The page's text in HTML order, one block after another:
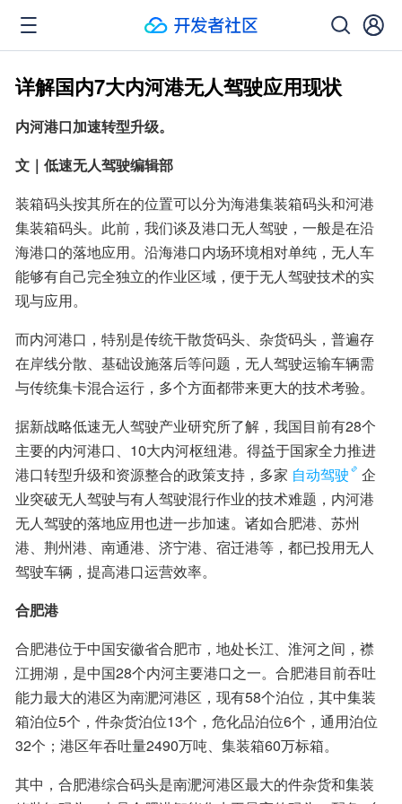
详解国内7大内河港无人驾驶应用现状
内河港口加速转型升级。
文｜低速无人驾驶编辑部
装箱码头按其所在的位置可以分为海港集装箱码头和河港
集装箱码头。此前，我们谈及港口无人驾驶，一般是在沿
海港口的落地应用。沿海港口内场环境相对单纯，无人车
能够有自己完全独立的作业区域，便于无人驾驶技术的实
现与应用。
而内河港口，特别是传统干散货码头、杂货码头，普遍存
在岸线分散、基础设施落后等问题，无人驾驶运输车辆需
与传统集卡混合运行，多个方面都带来更大的技术考验。
据新战略低速无人驾驶产业研究所了解，我国目前有28个
主要的内河港口、10大内河枢纽港。得益于国家全力推进
港口转型升级和资源整合的政策支持，多家 自动驾驶
企
业突破无人驾驶与有人驾驶混行作业的技术难题，内河港
无人驾驶的落地应用也进一步加速。诸如合肥港、苏州
港、荆州港、南通港、济宁港、宿迁港等，都已投用无人
驾驶车辆，提高港口运营效率。
合肥港
合肥港位于中国安徽省合肥市，地处长江、淮河之间，襟
江拥湖，是中国28个内河主要港口之一。合肥港目前吞吐
能力最大的港区为南淝河港区，现有58个泊位，其中集装
箱泊位5个，件杂货泊位13个，危化品泊位6个，通用泊位
32个；港区年吞吐量2490万吨、集装箱60万标箱。
其中，合肥港综合码头是南淝河港区最大的件杂货和集装